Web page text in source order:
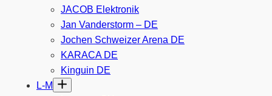
JACOB Elektronik
Jan Vanderstorm – DE
Jochen Schweizer Arena DE
KARACA DE
Kinguin DE
L-M